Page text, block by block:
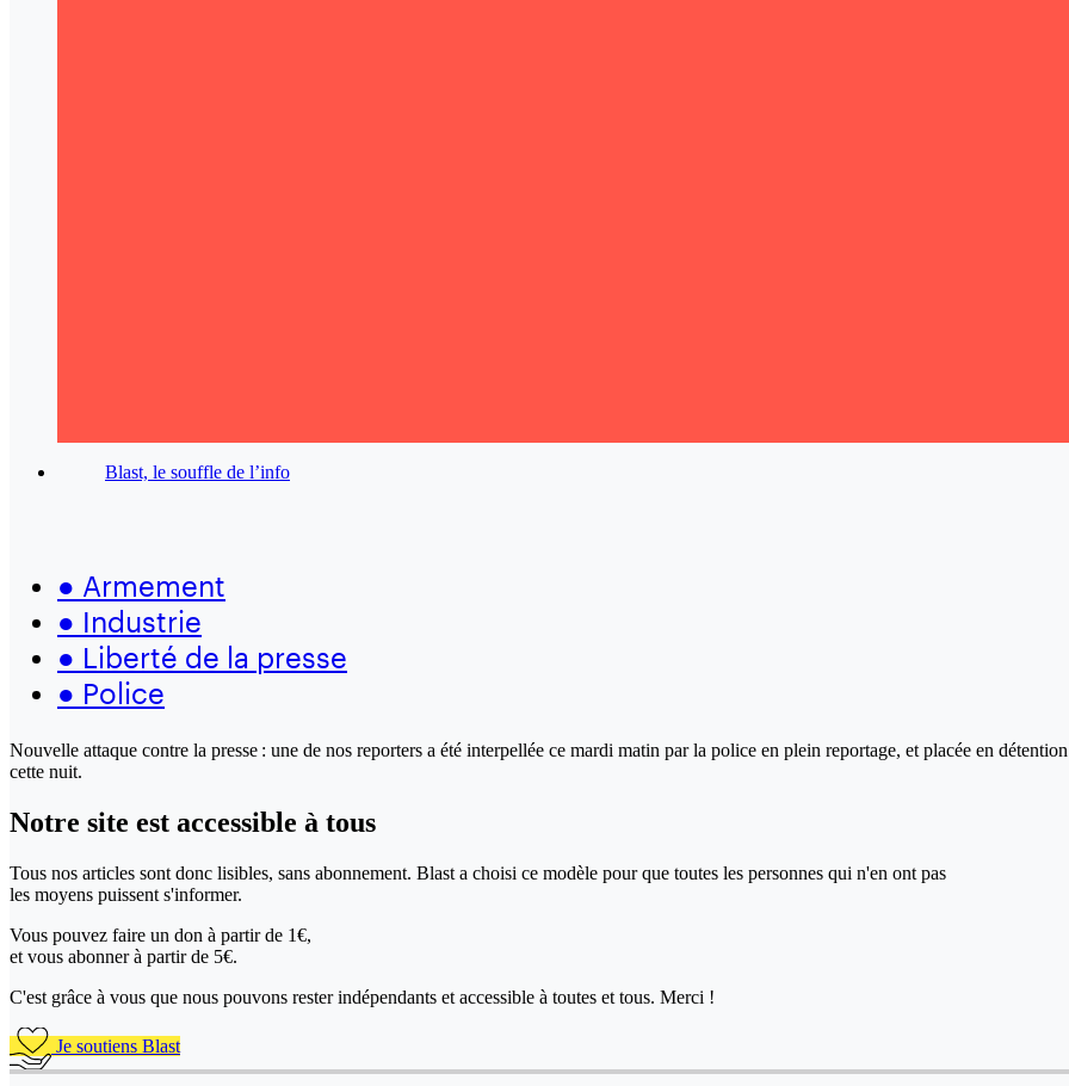
Blast, le souffle de l’info
● Armement
● Industrie
● Liberté de la presse
● Police
Nouvelle attaque contre la presse : une de nos reporters a été interpellée ce mardi matin par la police en plein reportage, et placée en
cette nuit.
Notre site est accessible à tous
Tous nos articles sont donc lisibles, sans abonnement. Blast a choisi ce modèle pour que toutes les personnes qui n'en ont pas
les moyens puissent s'informer.
Vous pouvez faire un don à partir de 1€,
et vous abonner à partir de 5€.
C'est grâce à vous que nous pouvons rester indépendants et accessible à toutes et tous. Merci !
Je soutiens Blast